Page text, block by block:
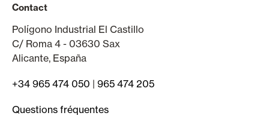
Contact
Polígono Industrial El Castillo
C/ Roma 4 - 03630 Sax
Alicante, España
+34 965 474 050 | 965 474 205
Questions fréquentes